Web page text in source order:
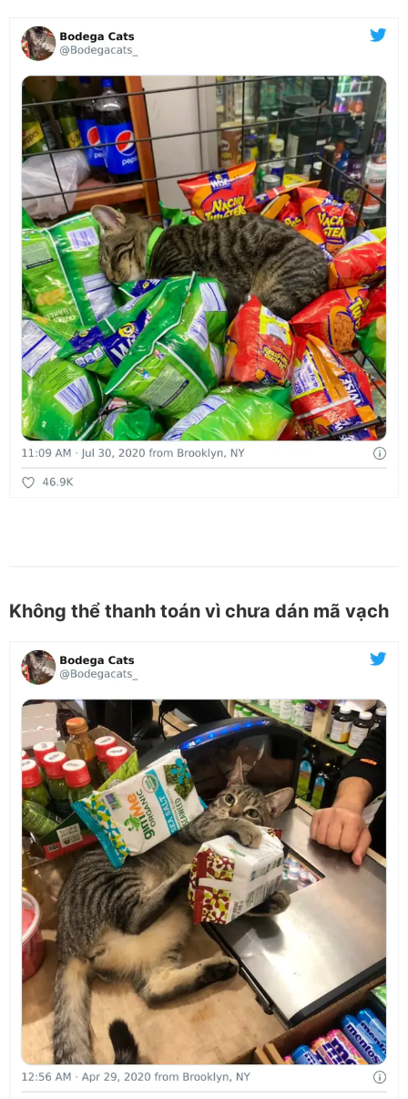
Không thể thanh toán vì chưa dán mã vạch